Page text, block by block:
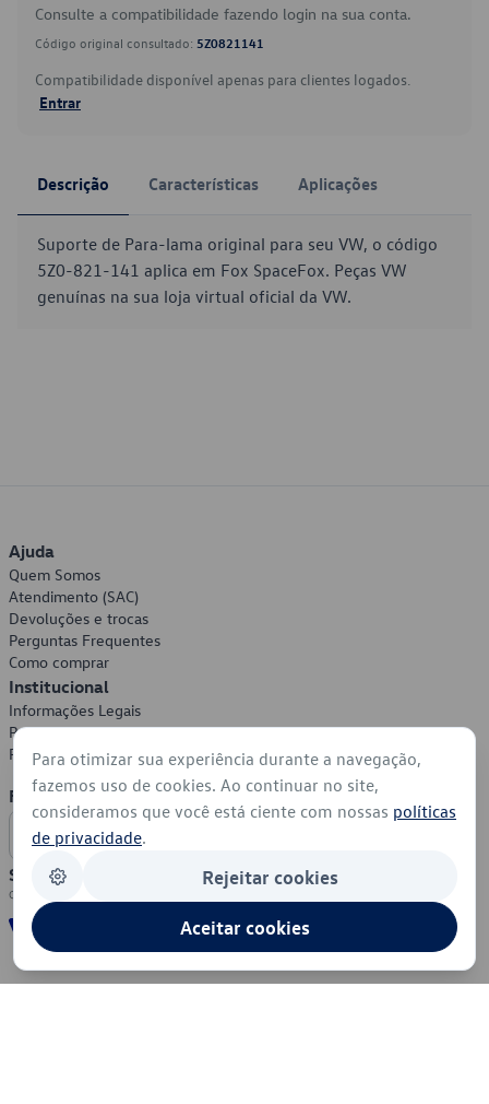
Consulte a compatibilidade fazendo login na sua conta.
Código original consultado: 5Z0821141
Compatibilidade disponível apenas para clientes logados.
Entrar
Descrição Características Aplicações
Suporte de Para-lama original para seu VW, o código
5Z0-821-141 aplica em Fox SpaceFox. Peças VW
genuínas na sua loja virtual oficial da VW.
Ajuda
Quem Somos
Atendimento (SAC)
Devoluções e trocas
Perguntas Frequentes
Como comprar
Institucional
Informações Legais
Política de Privacidade
Política de Cookies
Formas de Pagamento
Segurança
Para otimizar sua experiência durante a navegação,
fazemos uso de cookies. Ao continuar no site,
consideramos que você está ciente com nossas políticas
de privacidade.
Rejeitar cookies
Aceitar cookies